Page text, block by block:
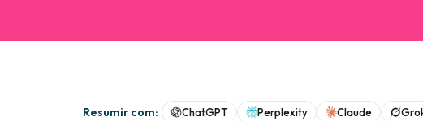
Resumir com: ChatGPT Perplexity Claude